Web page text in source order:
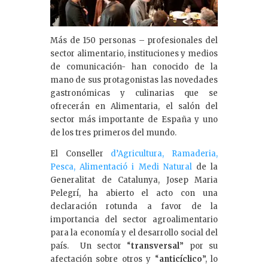
Más de 150 personas – profesionales del
sector alimentario, instituciones y medios
de comunicación- han conocido de la
mano de sus protagonistas las novedades
gastronómicas y culinarias que se
ofrecerán en Alimentaria, el salón del
sector más importante de España y uno
de los tres primeros del mundo.
El Conseller d’Agricultura, Ramaderia,
Pesca, Alimentació i Medi Naturalde la
Generalitat de Catalunya, Josep Maria
Pelegrí, ha abierto el acto con una
declaración rotunda a favor de la
importancia del sector agroalimentario
para la economía y el desarrollo social del
país. Un sector “transversal” por su
afectación sobre otros y “anticíclico”, lo